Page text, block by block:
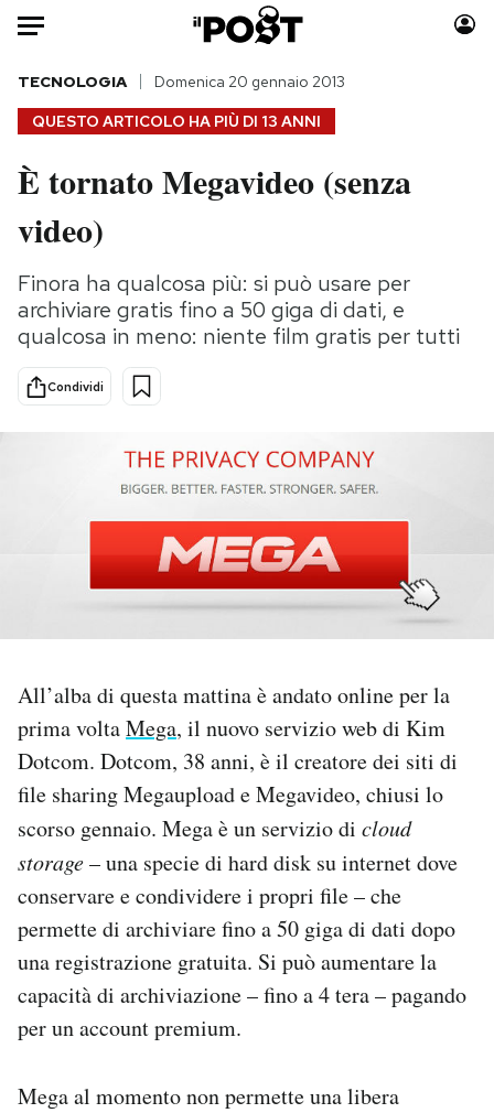
Auto
HOME
Italia
Politica
Tecnologia
Internet
Scienza
Cultura
Economia
Moda
Storie/Idee
Ok Boomer!
Media
NEWSLETTER
I MIEI PREFERITI
SHOP
CALENDARIO
AREA PERSONALE
Newsletter
Notifiche mobile
Regala il Post
Esci
QUESTO ARTICOLO HA PIÙ DI 13 ANNI
TECNOLOGIA Domenica 20 gennaio 2013
È tornato Megavideo (senza
video)
Finora ha qualcosa più: si può usare per
archiviare gratis fino a 50 giga di dati, e
qualcosa in meno: niente film gratis per tutti
Condividi
All’alba di questa mattina è andato online per la
prima voltaMega, il nuovo servizio web di Kim
Dotcom. Dotcom, 38 anni, è il creatore dei siti di
file sharing Megaupload e Megavideo, chiusi lo
scorso gennaio. Mega è un servizio di cloud
storage– una specie di hard disk su internet dove
conservare e condividere i propri file – che
permette di archiviare fino a 50 giga di dati dopo
una registrazione gratuita. Si può aumentare la
capacità di archiviazione – fino a 4 tera – pagando
per un account premium.
Mega al momento non permette una libera